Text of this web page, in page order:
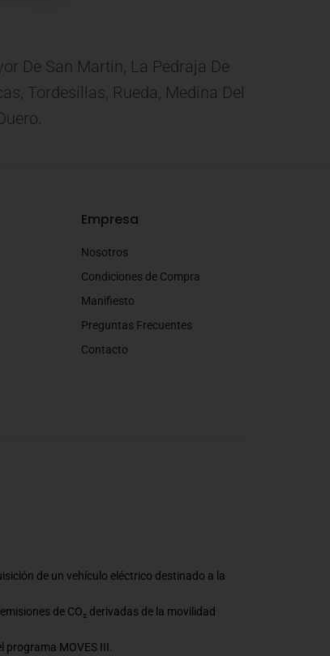
De San Martin, La Pedraja De
Tordesillas, Rueda, Medina Del
Empresa
Nosotros
Condiciones de Compra
Manifiesto
Preguntas Frecuentes
Contacto
de un vehículo eléctrico destinado a la
de CO₂ derivadas de la movilidad
programa MOVES III.